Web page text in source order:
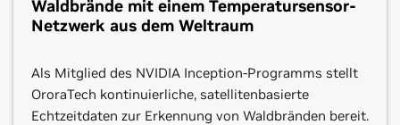
entwickeln, nutzen und verwalten.
Sicherheit, KI, Cloud und digitale Plattformen, bietet
Eviden fundiertes Know-how für alle Branchen in
Mehr erfahren Kontakt aufnehmen
schwierigste und komplexeste Geschäftsprobleme
gelöst.
Mehr erfahren Kontakt aufnehmen
Waldbrände mit einem Temperatursensor-
Netzwerk aus dem Weltraum
Als Mitglied des NVIDIA Inception-Programms stellt
OroraTech kontinuierliche, satellitenbasierte
Echtzeitdaten zur Erkennung von Waldbränden bereit.